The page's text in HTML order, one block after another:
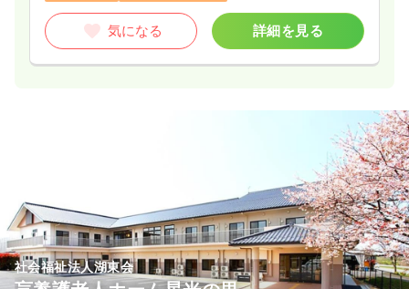
気になる 詳細を見る
社会福祉法人湖東会